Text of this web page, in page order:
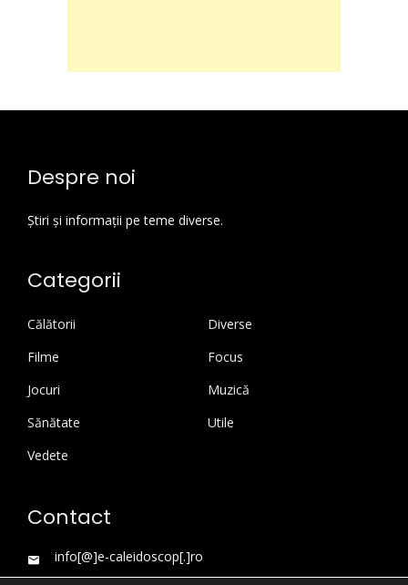
Despre noi
Știri și informații pe teme diverse.
Categorii
Călătorii
Diverse
Filme
Focus
Jocuri
Muzică
Sănătate
Utile
Vedete
Contact
info[@]e-caleidoscop[.]ro